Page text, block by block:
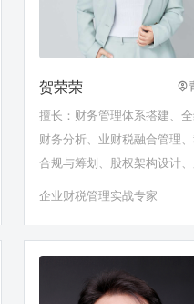
贺荣荣
擅长：财务管理体系搭建、
财务分析、业财税融合管理
合规与筹划、股权架构设计
激励（高管及合伙人层面）
企业财税管理实战专家